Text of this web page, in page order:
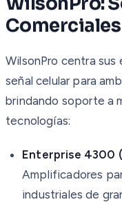
WilsonPro centra
señal celular para
brindando soporte a
tecnologías:
Enterprise 4300
Amplificadores
industriales de